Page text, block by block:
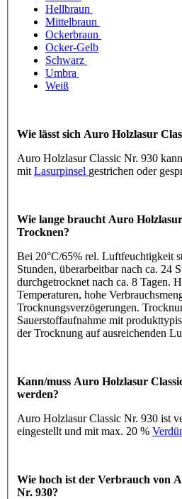
Hellbraun
Mittelbraun
Ockerbraun
Ocker-Gelb
Schwarz
Umbra
Weiß
Wie lässt sich Auro Holzlasur
Auro Holzlasur Classic Nr. 930 kann
mit Lasurpinsel gestrichen oder
Wie lange braucht Auro
Trocknen?
Bei 20°C/65% rel. Luftfeuchtigkeit
Stunden, überarbeitbar nach ca. 24
durchgetrocknet nach ca. 8 Tagen.
Temperaturen, hohe
Trocknungsverzögerungen.
Sauerstoffaufnahme mit
der Trocknung auf ausreichenden
Kann/muss Auro Holzlasur
werden?
Auro Holzlasur Classic Nr. 930 ist
eingestellt und mit max. 20 %
Wie hoch ist der Verbrauch von
Nr. 930?